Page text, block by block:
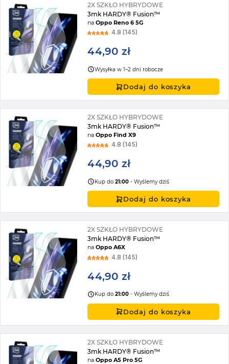
2X SZKŁO HYBRYDOWE
3mk HARDY® Fusion™
naOppo Reno 6 5G
4.8 (145)
44,90 zł
Wysyłka w 1–2 dni robocze
Dodaj do koszyka
2X SZKŁO HYBRYDOWE
3mk HARDY® Fusion™
naOppo Find X9
4.8 (145)
44,90 zł
Kup do21:00 - Wyślemy dziś
Dodaj do koszyka
2X SZKŁO HYBRYDOWE
3mk HARDY® Fusion™
naOppo A6X
4.8 (145)
44,90 zł
Kup do21:00 - Wyślemy dziś
Dodaj do koszyka
2X SZKŁO HYBRYDOWE
3mk HARDY® Fusion™
naOppo A5 Pro 5G